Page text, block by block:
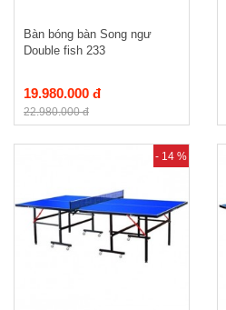
Bàn bóng bàn Song ngư
Double fish 233
19.980.000 đ
22.980.000 đ
- 14 %